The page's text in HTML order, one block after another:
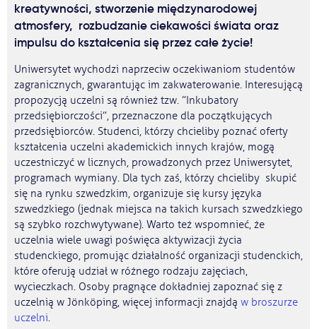
kreatywności, stworzenie międzynarodowej
atmosfery, rozbudzanie ciekawości świata oraz
impulsu do kształcenia się przez całe życie!
Uniwersytet wychodzi naprzeciw oczekiwaniom studentów
zagranicznych, gwarantując im zakwaterowanie. Interesującą
propozycją uczelni są również tzw. ”Inkubatory
przedsiębiorczości”, przeznaczone dla początkujących
przedsiębiorców. Studenci, którzy chcieliby poznać oferty
kształcenia uczelni akademickich innych krajów, mogą
uczestniczyć w licznych, prowadzonych przez Uniwersytet,
programach wymiany. Dla tych zaś, którzy chcieliby skupić
się na rynku szwedzkim, organizuje się kursy języka
szwedzkiego (jednak miejsca na takich kursach szwedzkiego
są szybko rozchwytywane). Warto też wspomnieć, że
uczelnia wiele uwagi poświęca aktywizacji życia
studenckiego, promując działalność organizacji studenckich,
które oferują udział w różnego rodzaju zajęciach,
wycieczkach. Osoby pragnące dokładniej zapoznać się z
uczelnią w Jönköping, więcej informacji znajdą w broszurze
uczelni.